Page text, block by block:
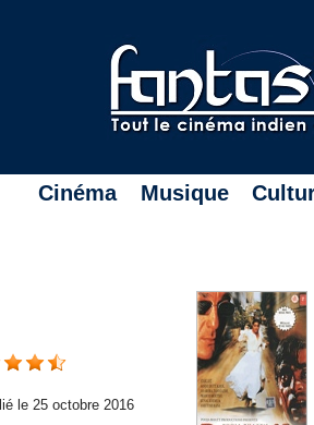
Cinéma Musique
le 25 octobre 2016